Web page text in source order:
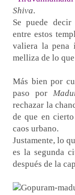
Shiva.
Se puede
entre estos
valiera la pena
melliza de lo
Más bien por
paso por
rechazar la
de que en
caos urbano.
Justamente, lo
es la segunda
después de la